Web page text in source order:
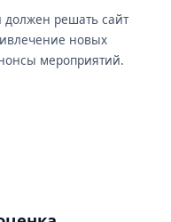
решать сайт
новых
мероприятий.